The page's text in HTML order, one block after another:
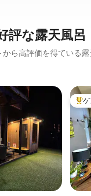
評な露天風
ら高評価を得ている
す。 大